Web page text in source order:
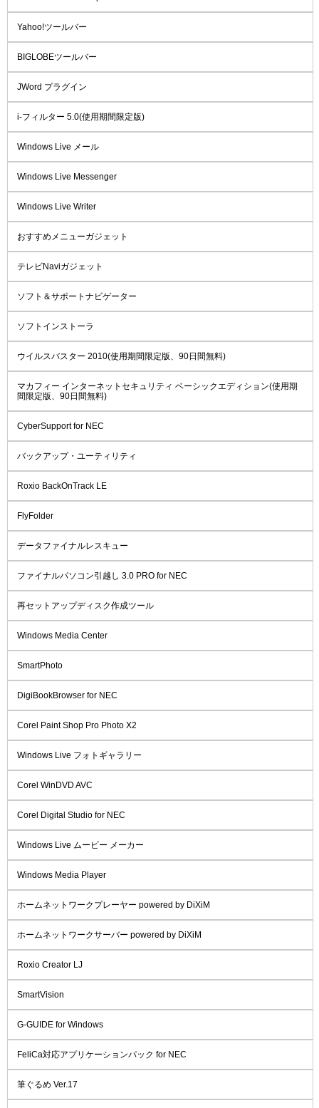
Yahoo!ツールバー
BIGLOBEツールバー
JWord プラグイン
i-フィルター 5.0(使用期間限定版)
Windows Live メール
Windows Live Messenger
Windows Live Writer
おすすめメニューガジェット
テレビNaviガジェット
ソフト＆サポートナビゲーター
ソフトインストーラ
ウイルスバスター 2010(使用期間限定版、90日間無料)
マカフィー インターネットセキュリティ ベーシックエディション(使用期
間限定版、90日間無料)
CyberSupport for NEC
バックアップ・ユーティリティ
Roxio BackOnTrack LE
FlyFolder
データファイナルレスキュー
ファイナルパソコン引越し 3.0 PRO for NEC
再セットアップディスク作成ツール
Windows Media Center
SmartPhoto
DigiBookBrowser for NEC
Corel Paint Shop Pro Photo X2
Windows Live フォトギャラリー
Corel WinDVD AVC
Corel Digital Studio for NEC
Windows Live ムービー メーカー
Windows Media Player
ホームネットワークプレーヤー powered by DiXiM
ホームネットワークサーバー powered by DiXiM
Roxio Creator LJ
SmartVision
G-GUIDE for Windows
FeliCa対応アプリケーションパック for NEC
筆ぐるめ Ver.17